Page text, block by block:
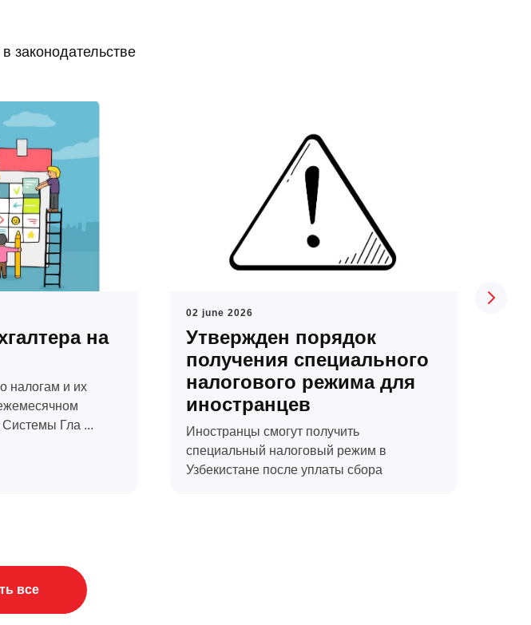
законодательстве
на
налогам и их
Системы Гла ...
02 june 2026
Утвержден порядок
получения специального
налогового режима для
иностранцев
Иностранцы смогут получить
специальный налоговый режим в
Узбекистане после уплаты сбора
все